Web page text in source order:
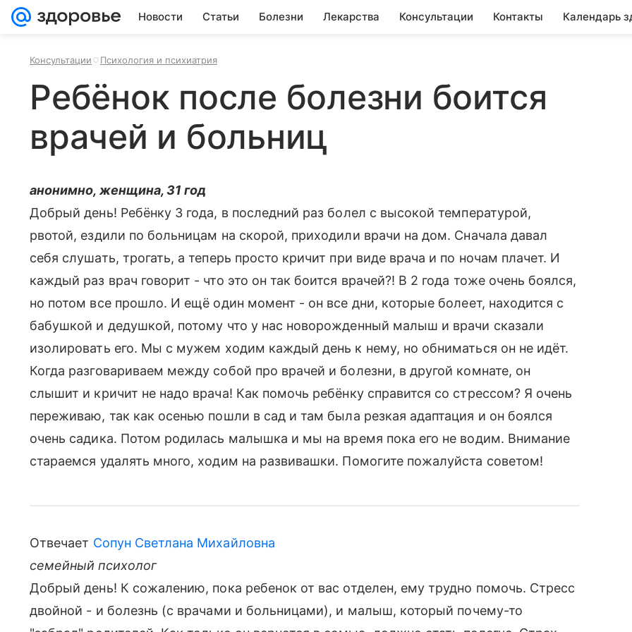
Новости Статьи Болезни Лекарства Консультации Контакты Календарь
Консультации Психология и психиатрия
Ребёнок после болезни боится
врачей и больниц
анонимно, женщина, 31 год
Добрый день! Ребёнку 3 года, в последний раз болел с высокой температурой,
рвотой, ездили по больницам на скорой, приходили врачи на дом. Сначала давал
себя слушать, трогать, а теперь просто кричит при виде врача и по ночам плачет. И
каждый раз врач говорит - что это он так боится врачей?! В 2 года тоже очень боялся,
но потом все прошло. И ещё один момент - он все дни, которые болеет, находится с
бабушкой и дедушкой, потому что у нас новорожденный малыш и врачи сказали
изолировать его. Мы с мужем ходим каждый день к нему, но обниматься он не идёт.
Когда разговариваем между собой про врачей и болезни, в другой комнате, он
слышит и кричит не надо врача! Как помочь ребёнку справится со стрессом? Я очень
переживаю, так как осенью пошли в сад и там была резкая адаптация и он боялся
очень садика. Потом родилась малышка и мы на время пока его не водим. Внимание
стараемся удалять много, ходим на развивашки. Помогите пожалуйста советом!
Отвечает Сопун Светлана Михайловна
семейный психолог
Добрый день! К сожалению, пока ребенок от вас отделен, ему трудно помочь. Стресс
двойной - и болезнь (с врачами и больницами), и малыш, который почему-то